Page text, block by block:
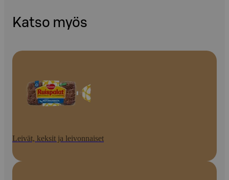
Katso myös
Leivät, keksit ja leivonnaiset